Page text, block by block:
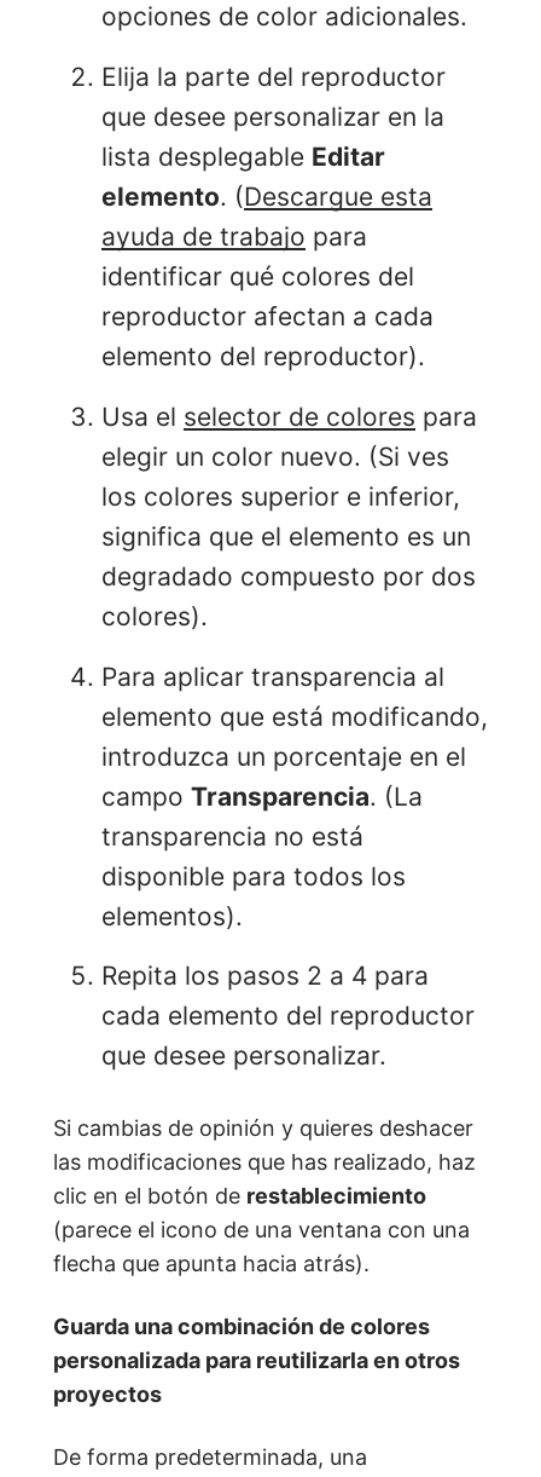
opciones de color adicionales.
Elija la parte del reproductor
que desee personalizar en la
lista desplegable Editar
elemento. (Descargue esta
ayuda de trabajo para
identificar qué colores del
reproductor afectan a cada
elemento del reproductor).
Usa el selector de colores para
elegir un color nuevo. (Si ves
los colores superior e inferior,
significa que el elemento es un
degradado compuesto por dos
colores).
Para aplicar transparencia al
elemento que está modificando,
introduzca un porcentaje en el
campo Transparencia. (La
transparencia no está
disponible para todos los
elementos).
Repita los pasos 2 a 4 para
cada elemento del reproductor
que desee personalizar.
Si cambias de opinión y quieres deshacer
las modificaciones que has realizado, haz
clic en el botón de restablecimiento
(parece el icono de una ventana con una
flecha que apunta hacia atrás).
Guarda una combinación de colores
personalizada para reutilizarla en otros
proyectos
De forma predeterminada, una